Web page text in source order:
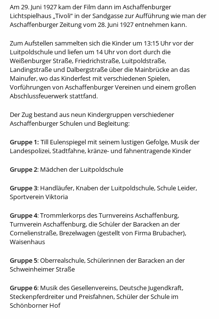
Am 29. Juni 1927 kam der Film dann im Aschaffenburger
Lichtspielhaus „Tivoli“ in der Sandgasse zur Aufführung wie man der
Aschaffenburger Zeitung vom 28. Juni 1927 entnehmen kann.
Zum Aufstellen sammelten sich die Kinder um 13:15 Uhr vor der
Luitpoldschule und liefen um 14 Uhr von dort durch die
Weißenburger Straße, Friedrichstraße, Luitpoldstraße,
Landingstraße und Dalbergstraße über die Mainbrücke an das
Mainufer, wo das Kinderfest mit verschiedenen Spielen,
Vorführungen von Aschaffenburger Vereinen und einem großen
Abschlussfeuerwerk stattfand.
Der Zug bestand aus neun Kindergruppen verschiedener
Aschaffenburger Schulen und Begleitung:
Gruppe 1: Till Eulenspiegel mit seinem lustigen Gefolge, Musik der
Landespolizei, Stadtfahne, kränze- und fahnentragende Kinder
Gruppe 2: Mädchen der Luitpoldschule
Gruppe 3: Handläufer, Knaben der Luitpoldschule, Schule Leider,
Sportverein Viktoria
Gruppe 4: Trommlerkorps des Turnvereins Aschaffenburg,
Turnverein Aschaffenburg, die Schüler der Baracken an der
Cornelienstraße, Brezelwagen (gestellt von Firma Brubacher),
Waisenhaus
Gruppe 5: Oberrealschule, Schülerinnen der Baracken an der
Schweinheimer Straße
Gruppe 6: Musik des Gesellenvereins, Deutsche Jugendkraft,
Steckenpferdreiter und Preisfahnen, Schüler der Schule im
Schönborner Hof